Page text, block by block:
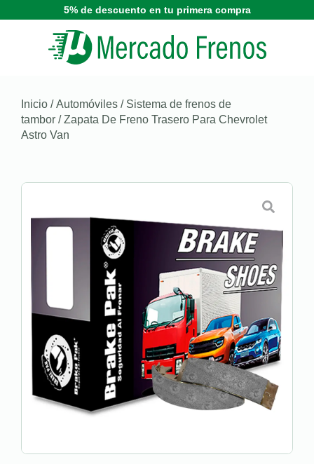
5% de descuento en tu primera compra
Inicio /Automóviles / Sistema de frenos de
tambor / Zapata De Freno Trasero Para Chevrolet
Astro Van